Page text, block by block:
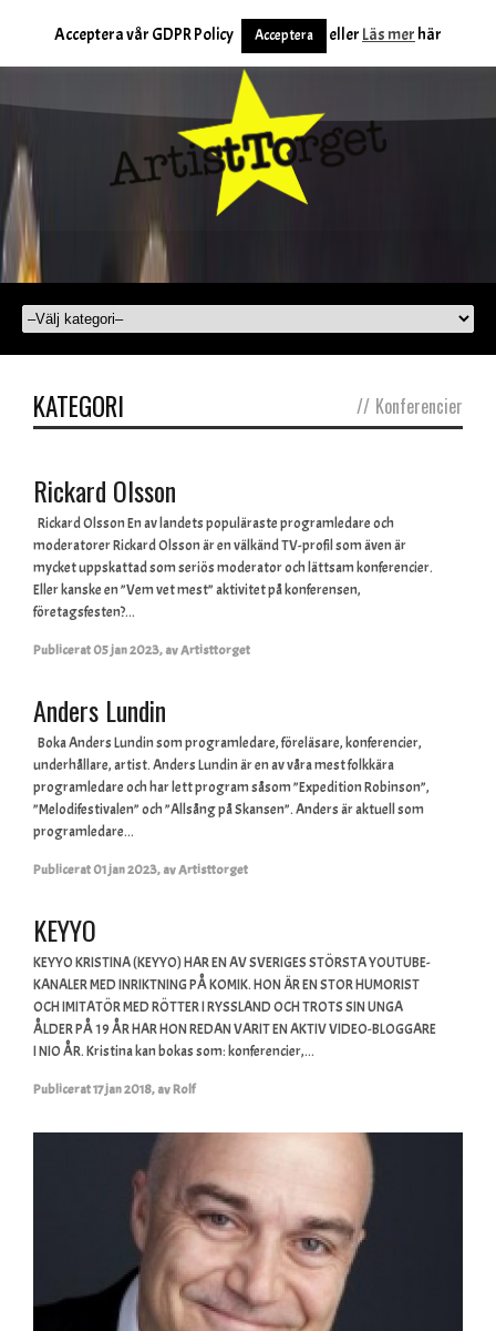
KATEGORI // Konferencier
Rickard Olsson
Rickard Olsson En av landets populäraste programledare och
moderatorer Rickard Olsson är en välkänd TV-profil som även är
mycket uppskattad som seriös moderator och lättsam konferencier.
Eller kanske en ”Vem vet mest” aktivitet på konferensen,
företagsfesten?...
Publicerat05 jan 2023,avArtisttorget
Anders Lundin
Boka Anders Lundin som programledare, föreläsare, konferencier,
underhållare, artist. Anders Lundin är en av våra mest folkkära
programledare och har lett program såsom ”Expedition Robinson”,
”Melodifestivalen” och ”Allsång på Skansen”. Anders är aktuell som
programledare...
Publicerat01 jan 2023,avArtisttorget
KEYYO
KEYYO KRISTINA (KEYYO) HAR EN AV SVERIGES STÖRSTA YOUTUBE-
KANALER MED INRIKTNING PÅ KOMIK. HON ÄR EN STOR HUMORIST
OCH IMITATÖR MED RÖTTER I RYSSLAND OCH TROTS SIN UNGA
ÅLDER PÅ 19 ÅR HAR HON REDAN VARIT EN AKTIV VIDEO-BLOGGARE
I NIO ÅR. Kristina kan bokas som: konferencier,...
Publicerat17 jan 2018,avRolf
Acceptera vår GDPR Policy Acceptera eller Läs mer här